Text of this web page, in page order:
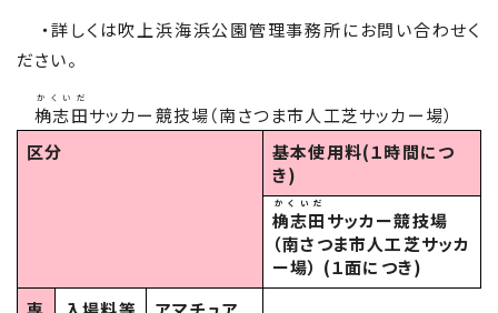
・詳しくは吹上浜海浜公園管理事務所にお問い合わせく
ださい。
桷志田
かくいだ
サッカー競技場（南さつま市人工芝サッカー場）
区分
基本使用料(１時間につ
き)
桷志田
かくいだ
サッカー競技場
（南さつま市人工芝サッカ
ー場） (１面につき)